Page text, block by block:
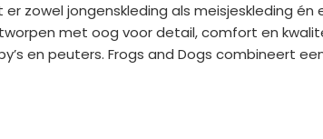
zowel jongenskleding als meisjeskleding én
met oog voor detail, comfort en
en peuters. Frogs and Dogs combineert